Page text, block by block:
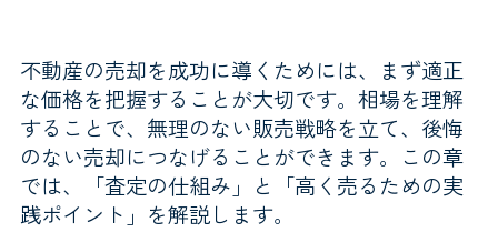
不動産の売却を成功に導くためには、まず適正
な価格を把握することが大切です。相場を理解
することで、無理のない販売戦略を立て、後悔
のない売却につなげることができます。この章
では、「査定の仕組み」と「高く売るための実
践ポイント」を解説します。